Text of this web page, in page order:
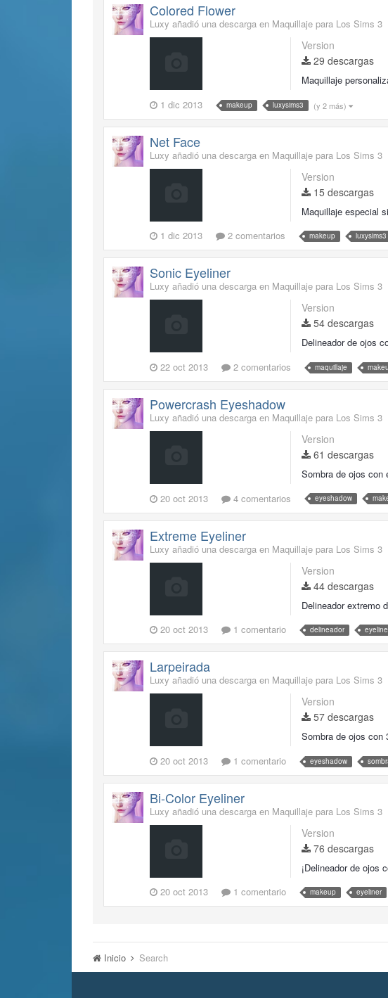
Colored Flower
Luxy añadió una descarga en Maquillaje para Los Sims 3
Version
29 descargas
Maquillaje
1 dic 2013
makeup luxysims3 (y 2 más)
Net Face
Luxy añadió una descarga en Maquillaje para Los Sims 3
Version
15 descargas
Maquillaje especial
1 dic 2013
2 comentarios makeup luxysims3
Sonic Eyeliner
Luxy añadió una descarga en Maquillaje para Los Sims 3
Version
54 descargas
Delineador de ojos
22 oct 2013
2 comentarios maquillaje
Powercrash Eyeshadow
Luxy añadió una descarga en Maquillaje para Los Sims 3
Version
61 descargas
Sombra de ojos con
20 oct 2013
4 comentarios eyeshadow
Extreme Eyeliner
Luxy añadió una descarga en Maquillaje para Los Sims 3
Version
44 descargas
Delineador extremo
20 oct 2013
1 comentario delineador
Larpeirada
Luxy añadió una descarga en Maquillaje para Los Sims 3
Version
57 descargas
Sombra de ojos con
20 oct 2013
1 comentario eyeshadow
Bi-Color Eyeliner
Luxy añadió una descarga en Maquillaje para Los Sims 3
Version
76 descargas
¡Delineador de ojos
20 oct 2013
1 comentario makeup eyeliner
Inicio Search